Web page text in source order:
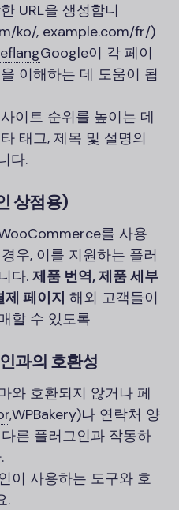
URL을 생성합니
ko/, example.com/fr/)
Google이 각 페이
이해하는 데 도움이 됩
이트 순위를 높이는 데
태그, 제목 및 설명의
다.
상점용)
를 사용
우, 이를 지원하는 플러
다. 제품 번역, 제품 세부
제 페이지 해외 고객들이
할 수 있도록
과의 호환성
와 호환되지 않거나 페
,WPBakery)나 연락처 양
른 플러그인과 작동하
이 사용하는 도구와 호
.